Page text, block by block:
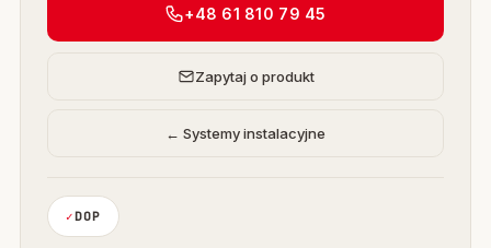
+48 61 810 79 45
Zapytaj o produkt
← Systemy instalacyjne
DOP